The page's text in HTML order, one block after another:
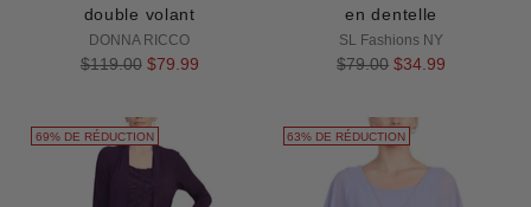
double volant
DONNA RICCO
Prix
$119.00 $79.99
en dentelle
SL Fashions NY
Prix
$79.00 $34.99
69% DE RÉDUCTION 63% DE RÉDUCTION